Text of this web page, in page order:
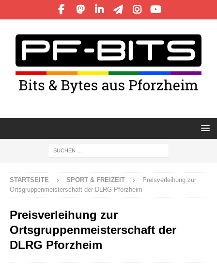
STARTSEITE SPORT & FREIZEIT
Preisverleihung zur
Ortsgruppenmeisterschaft der DLRG Pforzheim
Preisverleihung zur
Ortsgruppenmeisterschaft der
DLRG Pforzheim